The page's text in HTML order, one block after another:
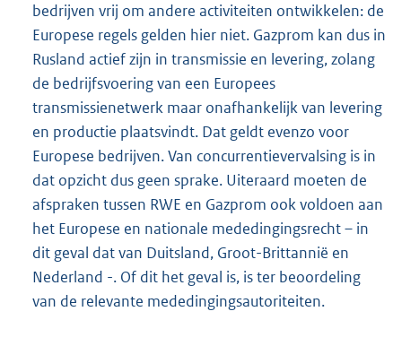
bedrijven vrij om andere activiteiten ontwikkelen: de
Europese regels gelden hier niet. Gazprom kan dus in
Rusland actief zijn in transmissie en levering, zolang
de bedrijfsvoering van een Europees
transmissienetwerk maar onafhankelijk van levering
en productie plaatsvindt. Dat geldt evenzo voor
Europese bedrijven. Van concurrentievervalsing is in
dat opzicht dus geen sprake. Uiteraard moeten de
afspraken tussen RWE en Gazprom ook voldoen aan
het Europese en nationale mededingingsrecht – in
dit geval dat van Duitsland, Groot-Brittannië en
Nederland -. Of dit het geval is, is ter beoordeling
van de relevante mededingingsautoriteiten.